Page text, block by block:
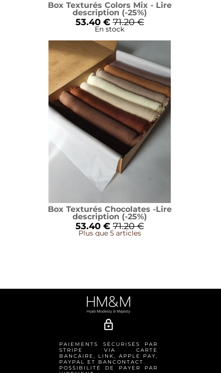
lock_outline
PAIEMENTS SÉCURISÉS PAR
STRIPE VIA CARTE
BANCAIRE, LINK, APPLE PAY,
PAYPAL ET BANCONTACT.
POSSIBILITÉ DE PAYER PAR
Box Texturés Colors Mix - Lire
description (-25%)
53.40 € 71.20 €
En stock
Box Texturés Chocolates -Lire
description (-25%)
53.40 € 71.20 €
Plus que 5 articles